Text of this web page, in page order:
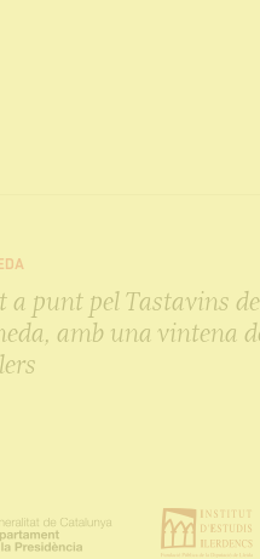
a punt pel Tastavins de
amb una vintena